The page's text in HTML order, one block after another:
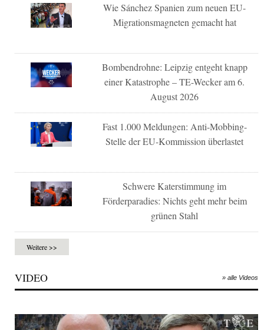
Wie Sánchez Spanien zum neuen EU-
Migrationsmagneten gemacht hat
Bombendrohne: Leipzig entgeht knapp
einer Katastrophe – TE-Wecker am 6.
August 2026
Fast 1.000 Meldungen: Anti-Mobbing-
Stelle der EU-Kommission überlastet
Schwere Katerstimmung im
Förderparadies: Nichts geht mehr beim
grünen Stahl
Weitere >>
VIDEO » alle Videos